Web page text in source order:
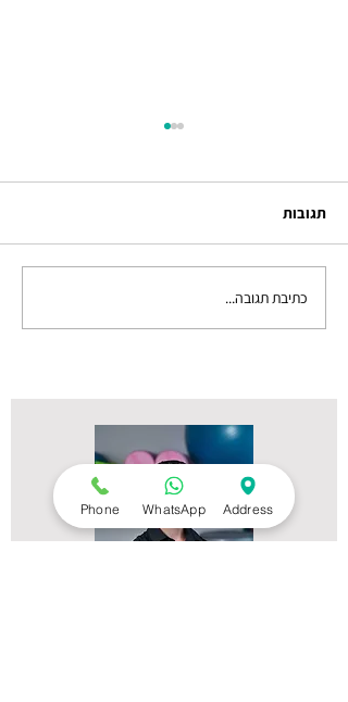
למה כואב לי בגיד?
תגובות
כתיבת תגובה...
Phone WhatsApp Address